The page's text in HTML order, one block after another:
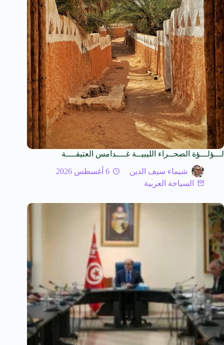
لـــؤلـــؤة الصحــراء الليبيــة غــــدامس العتيقــــة
شيماء سيف الدين
6 أغسطس 2026
السياحة العربية